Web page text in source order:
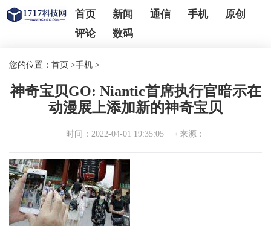
首页 新闻 通信 手机
原创
评论
数码
您的位置： 首页 >手机 >
神奇宝贝GO: Niantic首席执行官暗示在
动漫展上添加新的神奇宝贝
时间：2022-04-01 19:35:05 来源：